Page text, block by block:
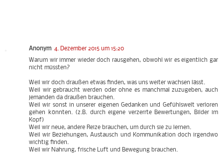
Anonym 4. Dezember 2015 um 15:20
Warum wir immer wieder doch rausgehen, obwohl wir es eigentlich gar
nicht müssten?
Weil wir doch draußen etwas finden, was uns weiter wachsen lässt.
Weil wir gebraucht werden oder ohne es manchmal zuzugeben, auch
jemanden da draußen brauchen.
Weil wir sonst in unserer eigenen Gedanken und Gefühlswelt verloren
gehen könnten. (z.B. durch eigene verzerrte Bewertungen, Bilder im
Kopf)
Weil wir neue, andere Reize brauchen, um durch sie zu lernen.
Weil wir Beziehungen, Austausch und Kommunikation doch irgendwo
wichtig finden.
Weil wir Nahrung, frische Luft und Bewegung brauchen.